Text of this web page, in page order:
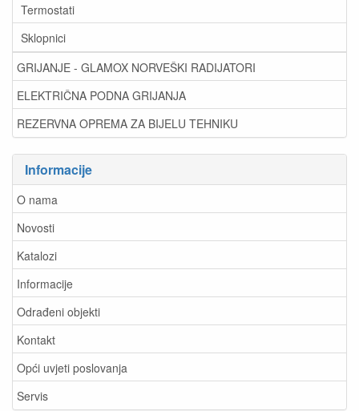
Termostati
Sklopnici
GRIJANJE - GLAMOX NORVEŠKI RADIJATORI
ELEKTRIČNA PODNA GRIJANJA
REZERVNA OPREMA ZA BIJELU TEHNIKU
Informacije
O nama
Novosti
Katalozi
Informacije
Odrađeni objekti
Kontakt
Opći uvjeti poslovanja
Servis